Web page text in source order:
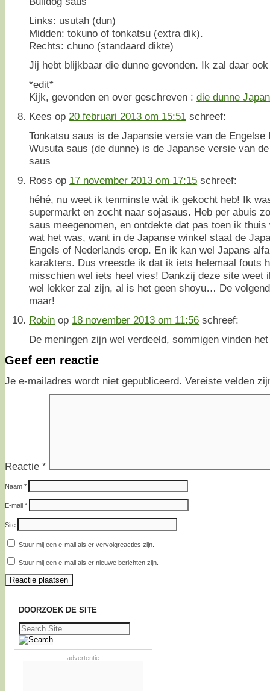
Links: usutah (dun)
Midden: tokuno of tonkatsu (extra dik).
Rechts: chuno (standaard dikte)
Jij hebt blijkbaar die dunne gevonden. Ik zal daar
*edit*
Kijk, gevonden en over geschreven : die dunne
Kees op 20 februari 2013 om 15:51 schreef:
Tonkatsu saus is de Japansie versie van de Engelse
Wusuta saus (de dunne) is de Japanse versie van
saus
Ross op 17 november 2013 om 17:15 schreef:
héhé, nu weet ik tenminste wàt ik gekocht heb! Ik
supermarkt en zocht naar sojasaus. Heb per abuis
saus meegenomen, en ontdekte dat pas toen ik
wat het was, want in de Japanse winkel staat de
Engels of Nederlands erop. En ik kan wel Japans
karakters. Dus vreesde ik dat ik iets helemaal fouts
misschien wel iets heel vies! Dankzij deze site weet
wel lekker zal zijn, al is het geen shoyu… De
maar!
Robin op 18 november 2013 om 11:56 schreef:
De meningen zijn wel verdeeld, sommigen vinden
Geef een reactie
Je e-mailadres wordt niet gepubliceerd. Vereiste velden
Reactie *
Naam *
E-mail *
Site
Stuur mij een e-mail als er vervolgreacties zijn.
Stuur mij een e-mail als er nieuwe berichten zijn.
DOORZOEK DE SITE
Zoeken
naar:
- advertentie -